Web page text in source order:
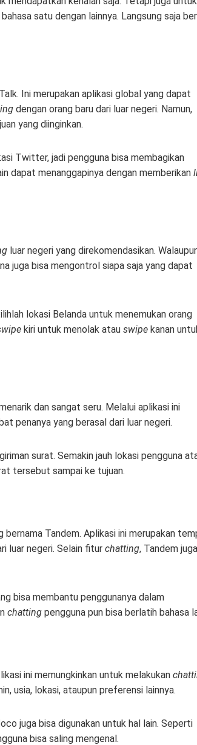
satu dengan lainnya. Langsung saja
Ini merupakan aplikasi global yang dapat
dengan orang baru dari luar negeri. Namun,
yang diinginkan.
Twitter, jadi pengguna bisa membagikan
dapat menanggapinya dengan memberikan
luar negeri yang direkomendasikan.
juga bisa mengontrol siapa saja yang dapat
lokasi Belanda untuk menemukan orang
kiri untuk menolak atau swipe kanan
dan sangat seru. Melalui aplikasi ini
penanya yang berasal dari luar negeri.
surat. Semakin jauh lokasi pengguna
tersebut sampai ke tujuan.
bernama Tandem. Aplikasi ini merupakan
luar negeri. Selain fitur chatting, Tandem juga
bisa membantu penggunanya dalam
chatting pengguna pun bisa berlatih bahasa
ini memungkinkan untuk melakukan
usia, lokasi, ataupun preferensi lainnya.
juga bisa digunakan untuk hal lain. Seperti
bisa saling mengenal.